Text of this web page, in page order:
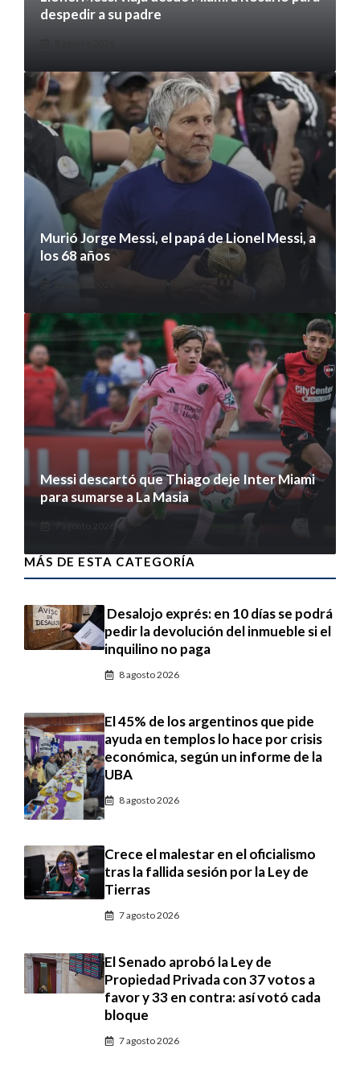
despedir a su padre
Murió Jorge Messi, el papá de Lionel Messi, a
los 68 años
Messi descartó que Thiago deje Inter Miami
para sumarse a La Masia
MÁS DE ESTA CATEGORÍA
Desalojo exprés: en 10 días se podrá
pedir la devolución del inmueble si el
inquilino no paga
8 agosto 2026
El 45% de los argentinos que pide
ayuda en templos lo hace por crisis
económica, según un informe de la
UBA
8 agosto 2026
Crece el malestar en el oficialismo
tras la fallida sesión por la Ley de
Tierras
7 agosto 2026
El Senado aprobó la Ley de
Propiedad Privada con 37 votos a
favor y 33 en contra: así votó cada
bloque
7 agosto 2026